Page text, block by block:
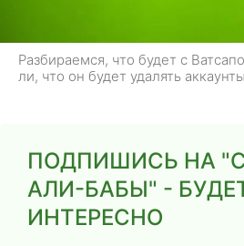
Разбираемся, что будет с
ли, что он будет удалять
ПОДПИШИСЬ НА
АЛИ-БАБЫ" -
ИНТЕРЕСНО